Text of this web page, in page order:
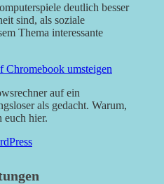
deutlich besser
sind, als soziale
Thema interessante
Chromebook umsteigen
auf ein
als gedacht. Warum,
euch hier.